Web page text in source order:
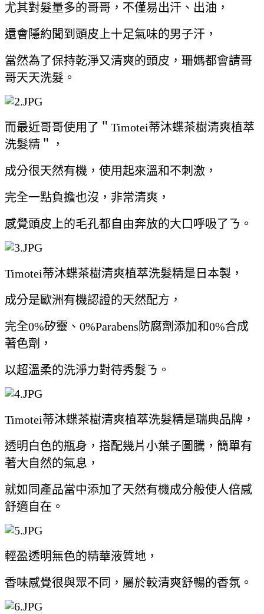
尤其對髮量多的哥哥，不僅易出汗、出油，
還會隱約聞到頭皮上十足氣味的男子汗，
當然為了保持乾淨又清爽的頭皮，珊媽都會請哥
哥天天洗髮。
而最近哥哥使用了＂Timotei蒂沐蝶茶樹清爽植萃
洗髮精＂，
成分很天然有機，使用起來溫和不刺激，
完全一點負擔也沒，非常清爽，
感覺頭皮上的毛孔都自由奔放的大口呼吸了ㄋ。
Timotei蒂沐蝶茶樹清爽植萃洗髮精是日本製，
成分是歐洲有機認證的天然配方，
完全0%矽靈、0%Parabens防腐劑添加和0%合成
著色劑，
以超溫柔的洗淨力對待秀髮ㄋ。
Timotei蒂沐蝶茶樹清爽植萃洗髮精是瑞典品牌，
透明白色的瓶身，搭配幾片小葉子圖騰，簡單有
著大自然的氣息，
就如同產品當中添加了天然有機成分般使人倍感
舒適自在。
輕盈透明無色的精華液質地，
香味感覺很與眾不同，屬於較清爽舒暢的香氛。